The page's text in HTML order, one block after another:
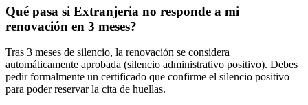
Qué pasa si Extranjeria no responde a mi
renovación en 3 meses?
Tras 3 meses de silencio, la renovación se considera
automáticamente aprobada (silencio administrativo positivo). Debes
pedir formalmente un certificado que confirme el silencio positivo
para poder reservar la cita de huellas.